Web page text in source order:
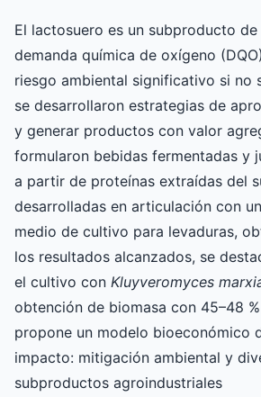
El lactosuero es un subproducto
demanda química de oxígeno
riesgo ambiental significativo si no
se desarrollaron estrategias de
y generar productos con valor
formularon bebidas fermentadas y
a partir de proteínas extraídas del
desarrolladas en articulación con
medio de cultivo para levaduras,
los resultados alcanzados, se
el cultivo con Kluyveromyces
obtención de biomasa con 45–48
propone un modelo bioeconómico
impacto: mitigación ambiental y
subproductos agroindustriales